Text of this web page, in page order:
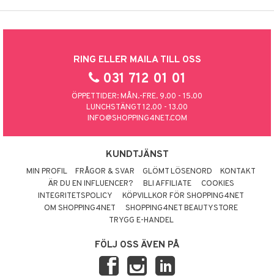
RING ELLER MAILA TILL OSS
031 712 01 01
ÖPPETTIDER: MÅN.-FRE. 9.00 - 15.00
LUNCHSTÄNGT 12.00 - 13.00
INFO@SHOPPING4NET.COM
KUNDTJÄNST
MIN PROFIL FRÅGOR & SVAR GLÖMT LÖSENORD
KONTAKT
ÄR DU EN INFLUENCER?
BLI AFFILIATE
COOKIES
INTEGRITETSPOLICY
KÖPVILLKOR FÖR SHOPPING4NET
OM SHOPPING4NET
SHOPPING4NET BEAUTYSTORE
TRYGG E-HANDEL
FÖLJ OSS ÄVEN PÅ